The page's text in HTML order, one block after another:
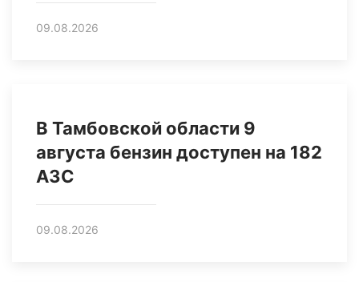
09.08.2026
В Тамбовской области 9
августа бензин доступен на 182
АЗС
09.08.2026